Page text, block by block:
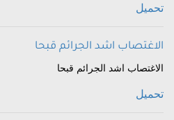
تحميل
الاغتصاب اشد الجرائم قبحا
الاغتصاب اشد الجرائم قبحا
تحميل